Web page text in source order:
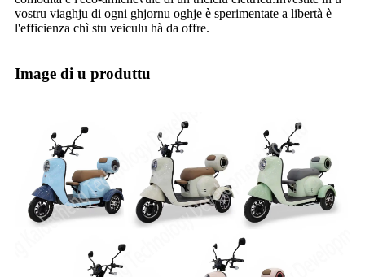
vostru viaghju di ogni ghjornu oghje è sperimentate a libertà è
l'efficienza chì stu veiculu hà da offre.
Image di u produttu